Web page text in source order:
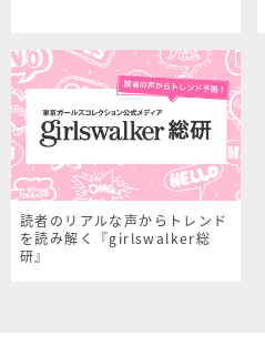
読者のリアルな声からトレンド
を読み解く『girlswalker総
研』